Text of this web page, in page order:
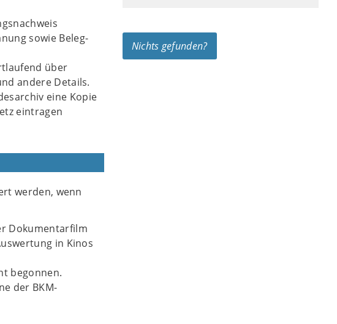
sowie Beleg-
über
andere Details.
eine Kopie
eintragen
werden, wenn
Dokumentarfilm
in Kinos
begonnen.
der BKM-
Nichts gefunden?